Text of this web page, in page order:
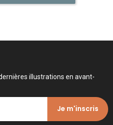
illustrations en avant-
Je m'inscris